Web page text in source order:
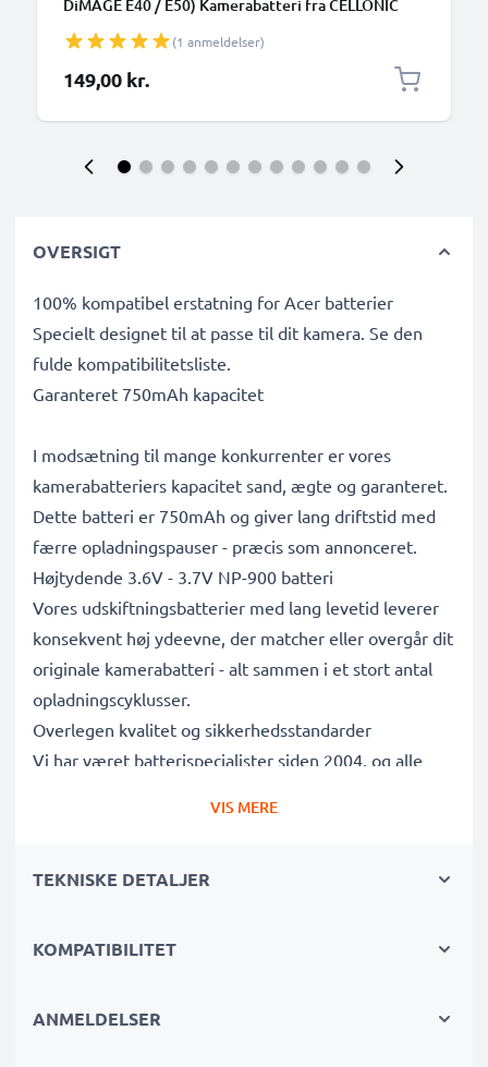
DiMAGE E40 / E50) Kamerabatteri fra CELLONIC
(1 anmeldelser)
149,00 kr.
OVERSIGT
100% kompatibel erstatning for Acer batterier
Specielt designet til at passe til dit kamera. Se den
fulde kompatibilitetsliste.
Garanteret 750mAh kapacitet
I modsætning til mange konkurrenter er vores
kamerabatteriers kapacitet sand, ægte og garanteret.
Dette batteri er 750mAh og giver lang driftstid med
færre opladningspauser - præcis som annonceret.
Højtydende 3.6V - 3.7V NP-900 batteri
Vores udskiftningsbatterier med lang levetid leverer
konsekvent høj ydeevne, der matcher eller overgår dit
originale kamerabatteri - alt sammen i et stort antal
opladningscyklusser.
Overlegen kvalitet og sikkerhedsstandarder
Vi har været batterispecialister siden 2004, og alle
Uundværlig i enhver fotografs kamerataske
strøm til intensive, langvarige foto- eller
VIS MERE
TEKNISKE DETALJER
KOMPATIBILITET
ANMELDELSER